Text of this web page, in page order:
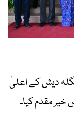
دیش کے اعلیٰ
خیر مقدم کیا۔